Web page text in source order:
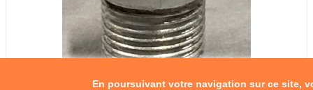
En poursuivant votre navigation sur ce site,